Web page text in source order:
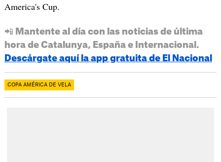
America's Cup.
📲 Mantente al día con las noticias de última
hora de Catalunya, España e Internacional.
Descárgate aquí la app gratuita de El Nacional
COPA AMÉRICA DE VELA